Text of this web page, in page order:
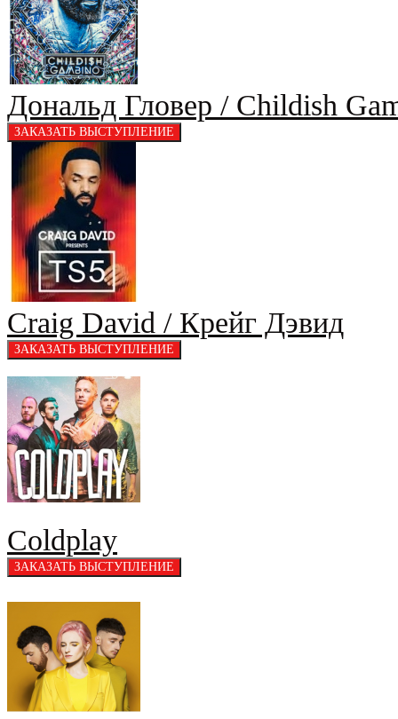
Дональд Гловер / Childish
Craig David / Крейг Дэвид
Coldplay